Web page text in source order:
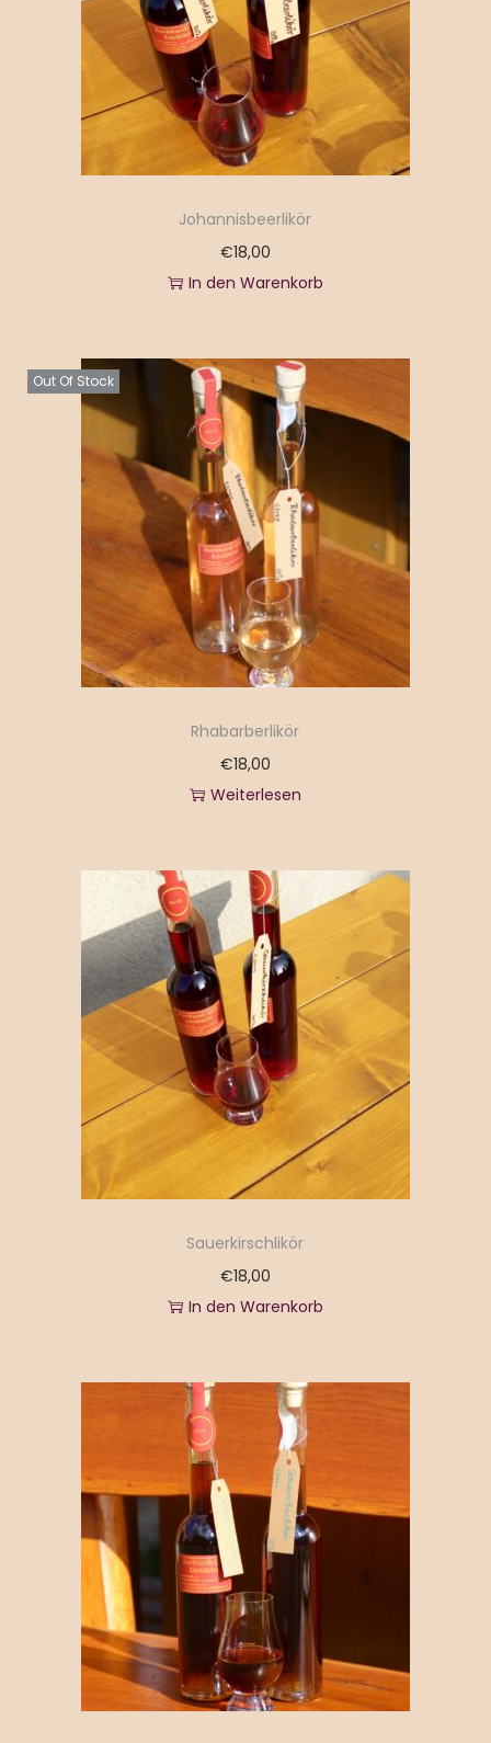
Johannisbeerlikör
€18,00
In den Warenkorb
Out Of Stock
Rhabarberlikör
€18,00
Weiterlesen
Sauerkirschlikör
€18,00
In den Warenkorb